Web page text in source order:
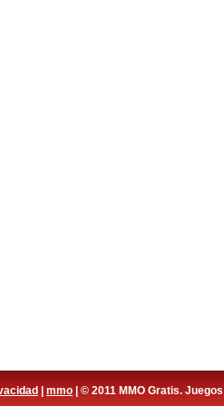
mmo | © 2011 MMO Gratis.